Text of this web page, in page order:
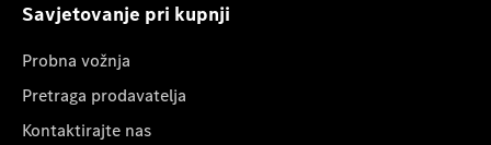
Savjetovanje pri kupnji
Probna vožnja
Pretraga prodavatelja
Kontaktirajte nas